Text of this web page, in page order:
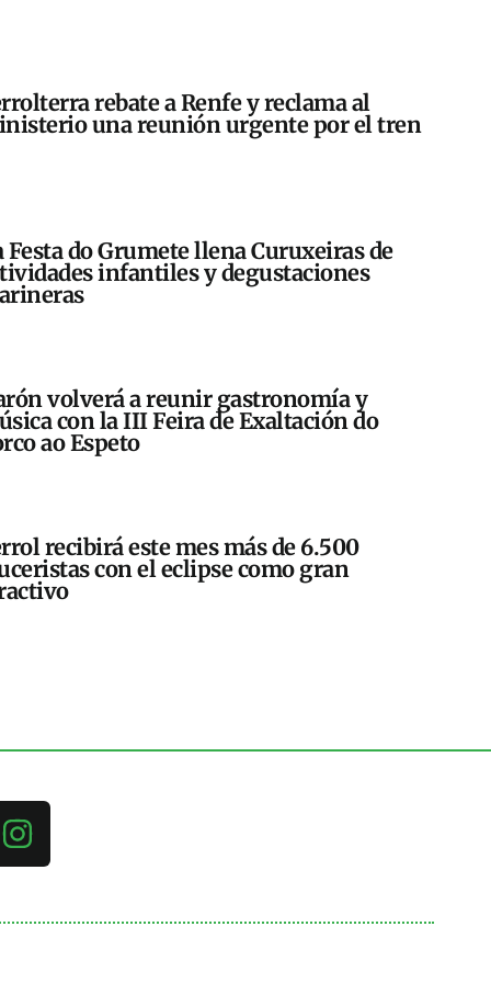
rebate a Renfe y reclama al
una reunión urgente por el tren
Festa do Grumete llena Curuxeiras de
infantiles y degustaciones
volverá a reunir gastronomía y
con la III Feira de Exaltación do
ao Espeto
recibirá este mes más de 6.500
con el eclipse como gran